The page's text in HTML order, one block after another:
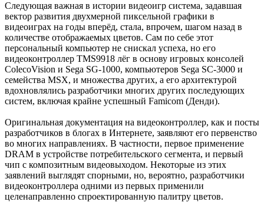
Следующая важная в истории видеоигр система, задавшая
вектор развития двухмерной пиксельной графики в
видеоиграх на годы вперёд, стала, впрочем, шагом назад в
количестве отображаемых цветов. Сам по себе этот
персональный компьютер не снискал успеха, но его
видеоконтроллер TMS9918 лёг в основу игровых консолей
ColecoVision и Sega SG-1000, компьютеров Sega SC-3000 и
семейства MSX, и множества других, а его архитектурой
вдохновлялись разработчики многих других последующих
систем, включая крайне успешный Famicom (Денди).
Оригинальная документация на видеоконтроллер, как и посты
разработчиков в блогах в Интернете, заявляют его первенство
во многих направлениях. В частности, первое применение
DRAM в устройстве потребительского сегмента, и первый
чип с композитным видеовыходом. Некоторые из этих
заявлений выглядят спорными, но, вероятно, разработчики
видеоконтроллера одними из первых применили
целенаправленно спроектированную палитру цветов.